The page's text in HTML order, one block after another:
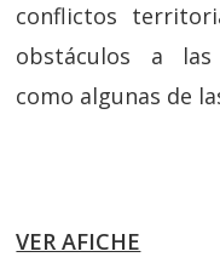
conflictos
obstáculos a las
como algunas de
VER AFICHE